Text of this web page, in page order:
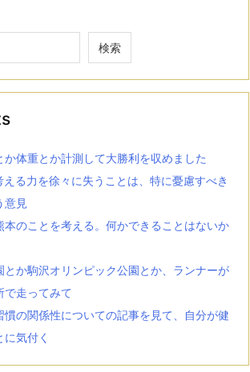
検索
体重とか計測して大勝利を収めました
る力を徐々に失うことは、特に憂慮すべき
意見
本のことを考える。何かできることはないか
とか駒沢オリンピック公園とか、ランナーが
で走ってみて
慣の関係性についての記事を見て、自分が健
気付く